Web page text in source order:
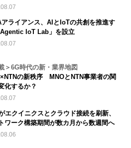
アライアンス、AIとIoTの共創を推進す
IoT Lab」を設立
＞6G時代の新・業界地図
の新秩序 MNOとNTN事業者の関
化するか？
エクイニクスとクラウド接続を刷新、
ワーク構築期間が数カ月から数週間へ